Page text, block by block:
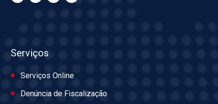
Serviços
Serviços Online
Denúncia de Fiscalização